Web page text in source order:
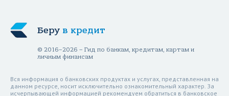
Беру в кредит
© 2016–2026 – Гид по банкам, кредитам, картам и
личным финансам
Вся информация о банковских продуктах и услугах, представленная на
данном ресурсе, носит исключительно ознакомительный характер. За
исчерпывающей информацией рекомендуем обратиться в банковское